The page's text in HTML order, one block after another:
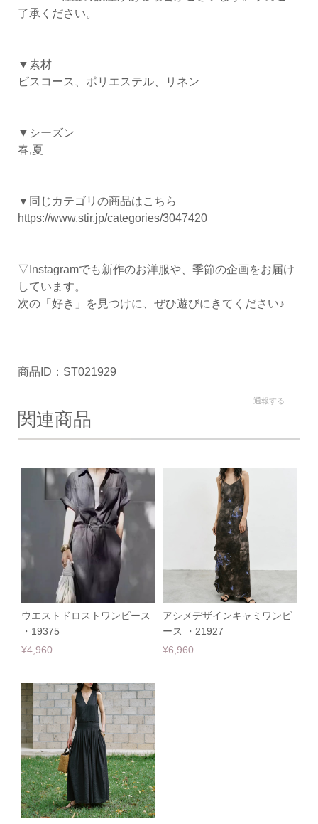
了承ください。
▼素材
ビスコース、ポリエステル、リネン
▼シーズン
春,夏
▼同じカテゴリの商品はこちら
https://www.stir.jp/categories/3047420
▽Instagramでも新作のお洋服や、季節の企画をお届け
しています。
次の「好き」を見つけに、ぜひ遊びにきてください♪
商品ID：ST021929
通報する
関連商品
ウエストドロストワンピース
・19375
¥4,960
アシメデザインキャミワンピ
ース ・21927
¥6,960